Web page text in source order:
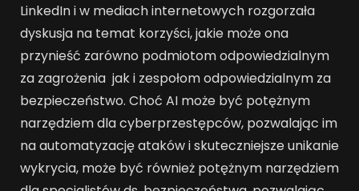
LinkedIn i w mediach internetowych rozgorzała
dyskusja na temat korzyści, jakie może ona
przynieść zarówno podmiotom odpowiedzialnym
za zagrożenia jak i zespołom odpowiedzialnym za
bezpieczeństwo. Choć AI może być potężnym
narzędziem dla cyberprzestępców, pozwalając im
na automatyzację ataków i skuteczniejsze unikanie
wykrycia, może być również potężnym narzędziem